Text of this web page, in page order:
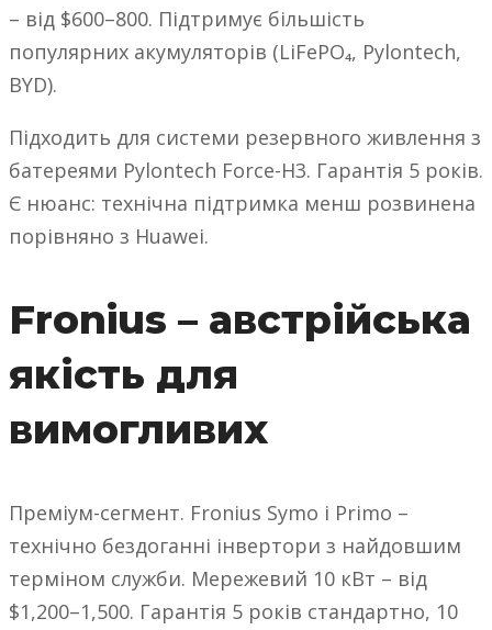
– від $600–800. Підтримує більшість
популярних акумуляторів (LiFePO₄, Pylontech,
BYD).
Підходить для системи резервного живлення з
батереями Pylontech Force-H3. Гарантія 5 років.
Є нюанс: технічна підтримка менш розвинена
порівняно з Huawei.
Fronius – австрійська
якість для
вимогливих
Преміум-сегмент. Fronius Symo і Primo –
технічно бездоганні інвертори з найдовшим
терміном служби. Мережевий 10 кВт – від
$1,200–1,500. Гарантія 5 років стандартно, 10